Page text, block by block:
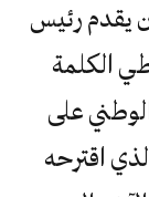
يقدم رئيس
الكلمة
على
اقترحه